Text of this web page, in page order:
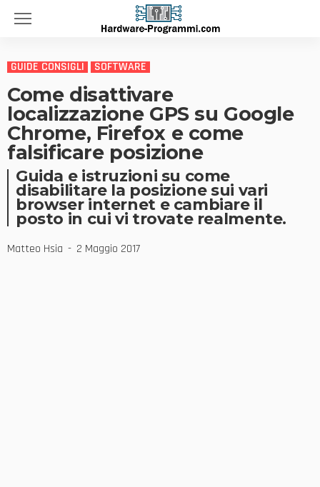
GUIDE CONSIGLI SOFTWARE
Come disattivare
localizzazione GPS su Google
Chrome, Firefox e come
falsificare posizione
Guida e istruzioni su come
disabilitare la posizione sui vari
browser internet e cambiare il
posto in cui vi trovate realmente.
Matteo Hsia 2 Maggio 2017